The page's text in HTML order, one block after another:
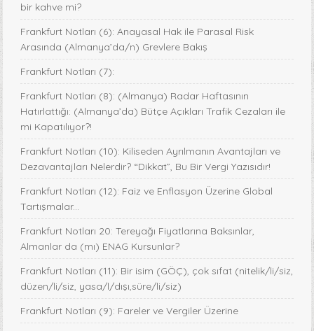
bir kahve mi?
Frankfurt Notları (6): Anayasal Hak ile Parasal Risk
Arasında (Almanya’da/n) Grevlere Bakış
Frankfurt Notları (7):
Frankfurt Notları (8): (Almanya) Radar Haftasının
Hatırlattığı: (Almanya’da) Bütçe Açıkları Trafik Cezaları ile
mi Kapatılıyor?!
Frankfurt Notları (10): Kiliseden Ayrılmanın Avantajları ve
Dezavantajları Nelerdir? “Dikkat”, Bu Bir Vergi Yazısıdır!
Frankfurt Notları (12): Faiz ve Enflasyon Üzerine Global
Tartışmalar...
Frankfurt Notları 20: Tereyağı Fiyatlarına Baksınlar,
Almanlar da (mı) ENAG Kursunlar?
Frankfurt Notları (11): Bir isim (GÖÇ), çok sıfat (nitelik/li/siz,
düzen/li/siz, yasa/l/dışı,süre/li/siz)
Frankfurt Notları (9): Fareler ve Vergiler Üzerine